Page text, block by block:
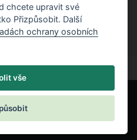
chcete upravit své
Přizpůsobit. Další
ochrany osobních
vše